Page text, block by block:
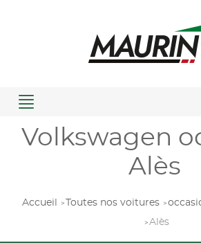
Menu
Volkswagen
Alès
Accueil Toutes nos voitures
Alès